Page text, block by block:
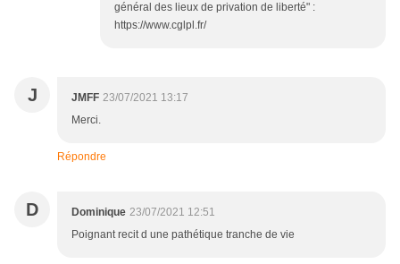
général des lieux de privation de liberté" :
https://www.cglpl.fr/
J JMFF 23/07/2021 13:17
Merci.
Répondre
D Dominique 23/07/2021 12:51
Poignant recit d une pathétique tranche de vie